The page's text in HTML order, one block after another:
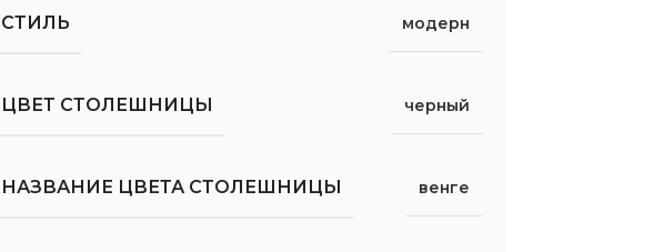
СТИЛЬ модерн
ЦВЕТ СТОЛЕШНИЦЫ черный
НАЗВАНИЕ ЦВЕТА СТОЛЕШНИЦЫ венге